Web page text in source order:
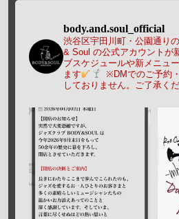
body.and.soul_official
渋谷区宇田川町・公園通り
& Soul の公式アカウントが
ブスケジュールや新メニュ
ます
※DMでのご予約
しておりません。ご了承くだ